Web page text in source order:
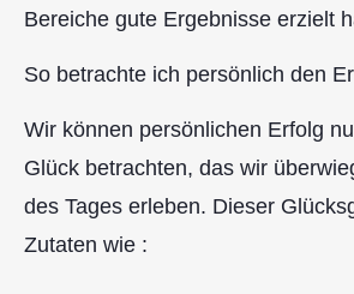
Bereiche gute Ergebnisse erzielt
So betrachte ich persönlich den
Wir können persönlichen Erfolg
Glück betrachten, das wir
des Tages erleben. Dieser
Zutaten wie :